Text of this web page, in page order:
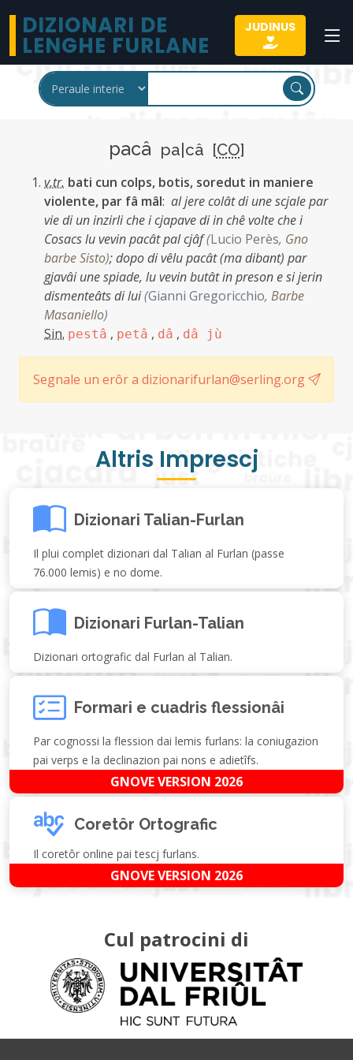
DIZIONARI DE
LENGHE FURLANE
JUDINUS
pacâ pa|câ [CO]
v.tr. bati cun colps, botis, soredut in maniere
violente, par fâ mâl: al jere colât di une scjale par
vie di un inzirli che i cjapave di in chê volte che i
Cosacs lu vevin pacât pal cjâf(Lucio Perès, Gno
barbe Sisto);dopo di vêlu pacât (ma dibant) par
gjavâi une spiade, lu vevin butât in preson e si jerin
dismenteâts di lui(Gianni Gregoricchio, Barbe
Masaniello)
Sin. pestâ , petâ , dâ , dâ jù
Segnale un erôr a dizionarifurlan@serling.org
Altris Imprescj
Dizionari Talian-Furlan
Il plui complet dizionari dal Talian al Furlan (passe
76.000 lemis) e no dome.
Dizionari Furlan-Talian
Dizionari ortografic dal Furlan al Talian.
Formari e cuadris flessionâi
Par cognossi la flession dai lemis furlans: la coniugazion
pai verps e la declinazion pai nons e adietîfs.
GNOVE VERSION 2026
Coretôr Ortografic
Il coretôr online pai tescj furlans.
GNOVE VERSION 2026
Cul patrocini di